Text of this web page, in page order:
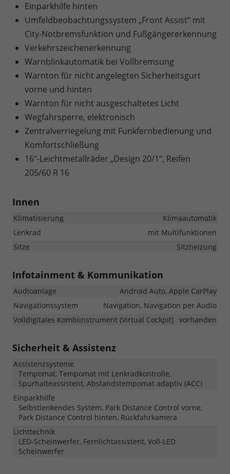
Einparkhilfe hinten
Umfeldbeobachtungssystem „Front Assist“ mit
City-Notbremsfunktion und Fußgängererkennung
Verkehrszeichenerkennung
Warnblinkautomatik bei Vollbremsung
Warnton für nicht angelegten Sicherheitsgurt
vorne und hinten
Warnton für nicht ausgeschaltetes Licht
Wegfahrsperre, elektronisch
Zentralverriegelung mit Funkfernbedienung und
Komfortschließung
16"-Leichtmetallräder „Design 20/1“, Reifen
205/60 R 16
Innen
Klimatisierung
Klimaautomatik
Lenkrad
mit Multifunktionen
Sitze
Sitzheizung
Infotainment & Kommunikation
Audioanlage
Android Auto, Apple CarPlay
Navigationssystem
Navigation, Navigation per Audio
Volldigitales Kombiinstrument (Virtual Cockpit) vorhanden
Sicherheit & Assistenz
Assistenzsysteme
Tempomat, Tempomat mit Lenkradkontrolle,
Spurhalteassistent, Abstandstempomat adaptiv (ACC)
Einparkhilfe
Selbstlenkendes System, Park Distance Control vorne,
Park Distance Control hinten, Rückfahrkamera
Lichttechnik
LED-Scheinwerfer, Fernlichtassistent, Voll-LED
Scheinwerfer